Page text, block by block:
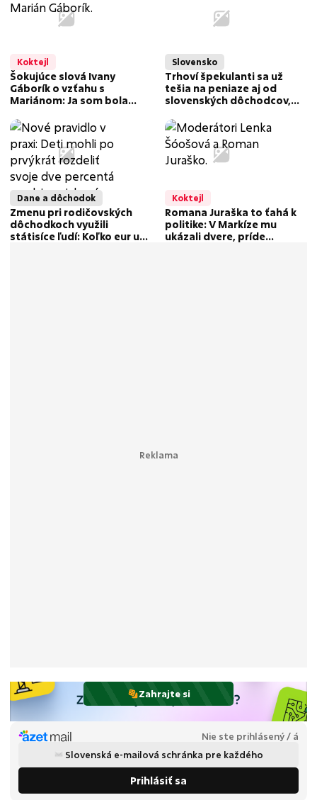
Koktejl
Šokujúce slová Ivany
Gáborík o vzťahu s
Mariánom: Ja som bola
do toho nešla
Slovensko
Trhoví špekulanti sa už
tešia na peniaze aj od
slovenských dôchodcov,
odpustky
Dane a dôchodok
Zmenu pri rodičovských
dôchodkoch využili
státisíce ľudí: Koľko eur už
Koktejl
Romana Juraška to ťahá k
politike: V Markíze mu
ukázali dvere, príde
Zahrajte si
Nie ste prihlásený / á
Slovenská e-mailová schránka pre každého
Prihlásiť sa